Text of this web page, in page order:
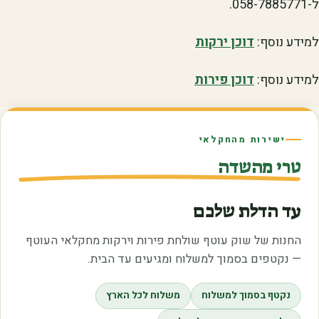
ל-058-7885771.
למידע נוסף:דוכן ירקות
למידע נוסף:דוכן פירות
ישירות מהחקלאי
טרי מהשדה
עד הדלת שלכם
החנות של שוק עוטף שולחת פירות וירקות מחקלאי העוטף
— נקטפים בסמוך למשלוח ומגיעים עד הבית.
נקטף בסמוך למשלוח
משלוח לכל הארץ